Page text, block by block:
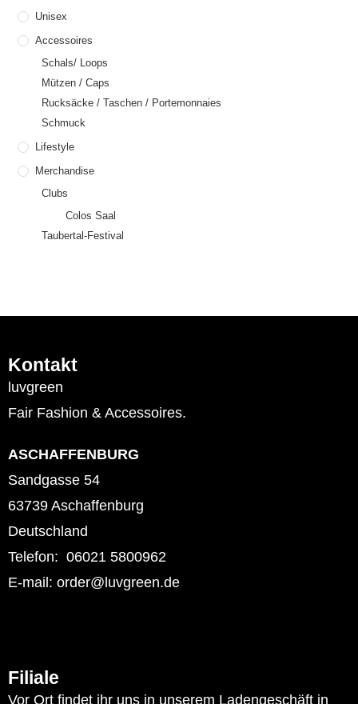
Unisex
Accessoires
Schals/ Loops
Mützen / Caps
Rucksäcke / Taschen / Portemonnaies
Schmuck
Lifestyle
Merchandise
Clubs
Colos Saal
Taubertal-Festival
Kontakt
luvgreen
Fair Fashion & Accessoires.
ASCHAFFENBURG
Sandgasse 54
63739 Aschaffenburg
Deutschland
Telefon: 06021 5800962
E-mail: order@luvgreen.de
Filiale
Vor Ort findet ihr uns in unserem Ladengeschäft in